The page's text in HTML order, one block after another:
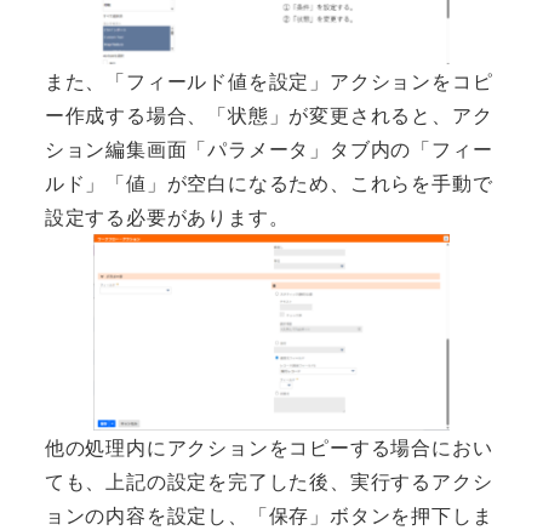
また、「フィールド値を設定」アクションをコピ
ー作成する場合、「状態」が変更されると、アク
ション編集画面「パラメータ」タブ内の「フィー
ルド」「値」が空白になるため、これらを手動で
設定する必要があります。
他の処理内にアクションをコピーする場合におい
ても、上記の設定を完了した後、実行するアクシ
ョンの内容を設定し、「保存」ボタンを押下しま